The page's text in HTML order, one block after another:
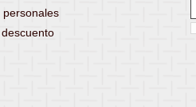
personales